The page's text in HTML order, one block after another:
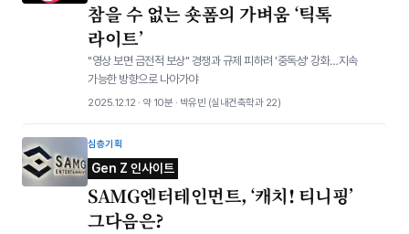
참을 수 없는 숏폼의 가벼움 ‘틱톡
라이트’
"영상 보면 금전적 보상" 경쟁과 규제 피하려 '중독성' 강화…지속
가능한 방향으로 나아가야
2025.12.12 · 약 10분 · 박유빈 (실내건축학과 22)
심층기획
Gen Z 인사이트
SAMG엔터테인먼트, ‘캐치! 티니핑’
그다음은?